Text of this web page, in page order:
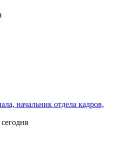
начальник отдела кадров,
сегодня